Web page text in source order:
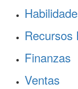
Recursos
Finanzas
Ventas